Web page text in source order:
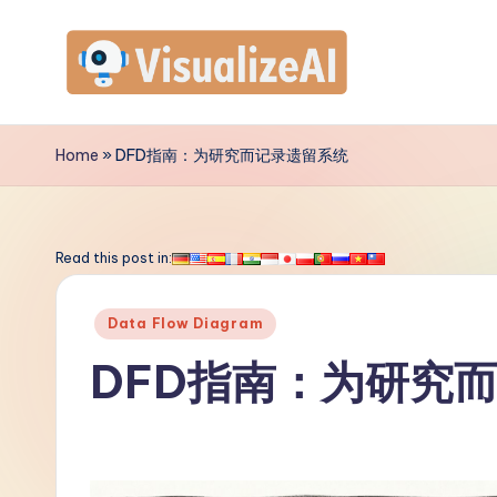
contentV
is
a
Home »DFD指南：为研究而记录遗留系统
Read this post in:
Posted
Data Flow Diagram
DFD指南：为研究